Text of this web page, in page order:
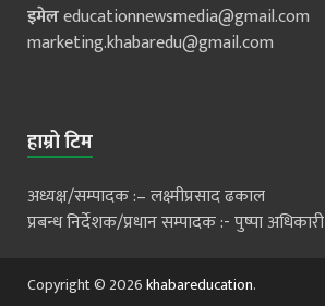
इमेलeducationnewsmedia@gmail.com
marketing.khabaredu@gmail.com
हाम्रो टिम
अध्यक्ष/सम्पादक :– लक्ष्मीप्रसाद ढकाल
प्रबन्ध निर्देशक/प्रधान सम्पादक :- पुष्पा अधिकारी
Copyright © 2026khabareducation.